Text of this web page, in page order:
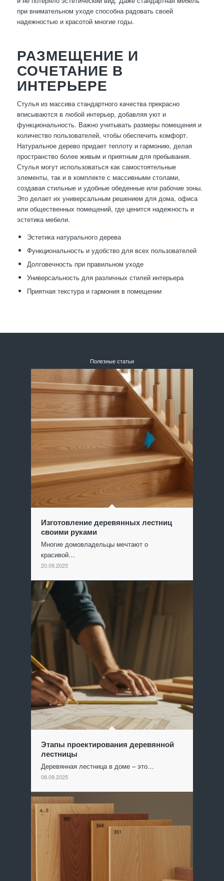
при внимательном уходе способна радовать своей
надежностью и красотой многие годы.
РАЗМЕЩЕНИЕ И
СОЧЕТАНИЕ В
ИНТЕРЬЕРЕ
Стулья из массива стандартного качества прекрасно
вписываются в любой интерьер, добавляя уют и
функциональность. Важно учитывать размеры помещения и
количество пользователей, чтобы обеспечить комфорт.
Натуральное дерево придает теплоту и гармонию, делая
пространство более живым и приятным для пребывания.
Стулья могут использоваться как самостоятельные
элементы, так и в комплекте с массивными столами,
создавая стильные и удобные обеденные или рабочие зоны.
Это делает их универсальным решением для дома, офиса
или общественных помещений, где ценится надежность и
эстетика мебели.
Эстетика натурального дерева
Функциональность и удобство для всех пользователей
Долговечность при правильном уходе
Универсальность для различных стилей интерьера
Приятная текстура и гармония в помещении
Полезные статьи
Изготовление деревянных лестниц
своими руками
Многие домовладельцы мечтают о
красивой…
20.09.2025
Этапы проектирования деревянной
лестницы
Деревянная лестница в доме – это…
08.09.2025